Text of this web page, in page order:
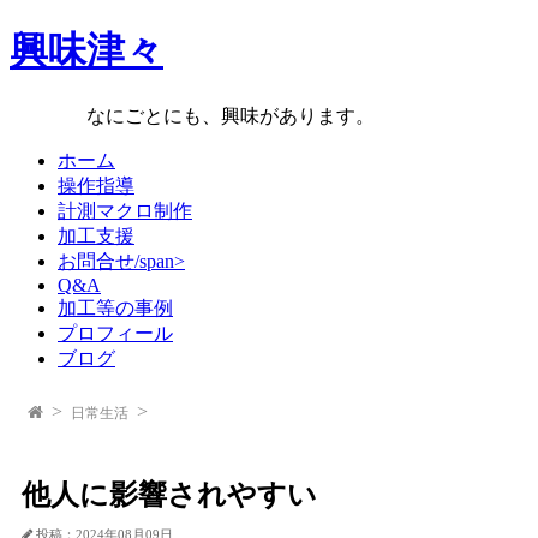
興味津々
なにごとにも、興味があります。
ホーム
操作指導
計測マクロ制作
加工支援
お問合せ/span>
Q&A
加工等の事例
プロフィール
ブログ
日常生活
他人に影響されやすい
投稿：2024年08月09日